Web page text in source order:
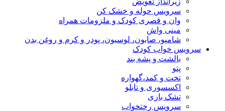
سرویس حوله و خشک کن
وان و قصری کودک و ملزومات همراه
مینی واش
شامپو، صابون، لوسیون، پودر و کرم و روغن بدن
سرویس خواب کودک
بالشت و پشه بند
پتو
تخت و کمد،گهواره
اکسسوری و تابلو
تشک بازی
سرویس رختخواب